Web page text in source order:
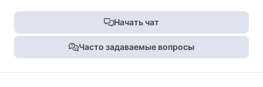
Начать чат
Часто задаваемые вопросы